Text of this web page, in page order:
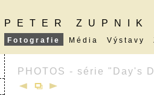
PETER ZUPNIK
Fotografie Média Výstavy
PHOTOS - série "Day's